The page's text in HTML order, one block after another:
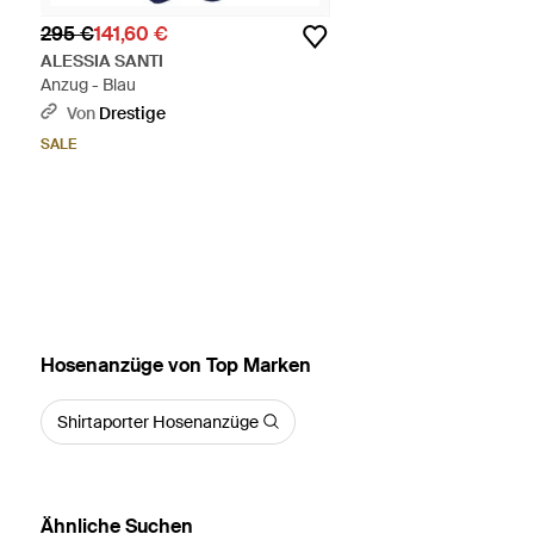
295 €141,60 €
ALESSIA SANTI
Anzug - Blau
Von Drestige
SALE
Hosenanzüge von Top Marken
Shirtaporter Hosenanzüge
Ähnliche Suchen